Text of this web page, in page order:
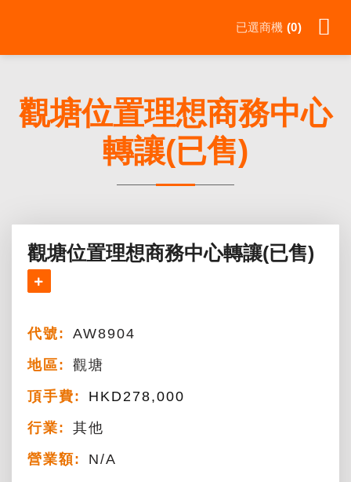
已選商機 0
觀塘位置理想商務中心
轉讓(已售)
觀塘位置理想商務中心轉讓(已售)
代號:
AW8904
地區:
觀塘
頂手費:
HKD278,000
行業:
其他
營業額:
N/A